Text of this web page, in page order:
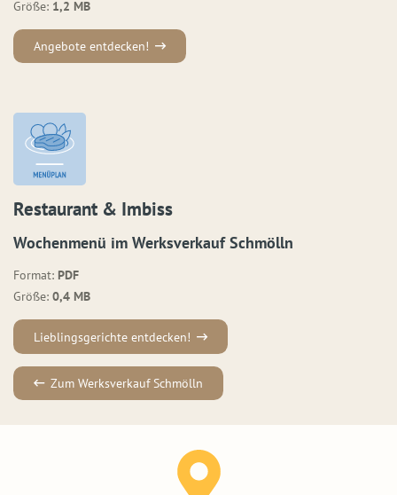
Größe: 1,2 MB
Angebote entdecken!
Restaurant & Imbiss
Wochenmenü im Werksverkauf Schmölln
Format: PDF
Größe: 0,4 MB
Lieblingsgerichte entdecken!
Zum Werksverkauf Schmölln